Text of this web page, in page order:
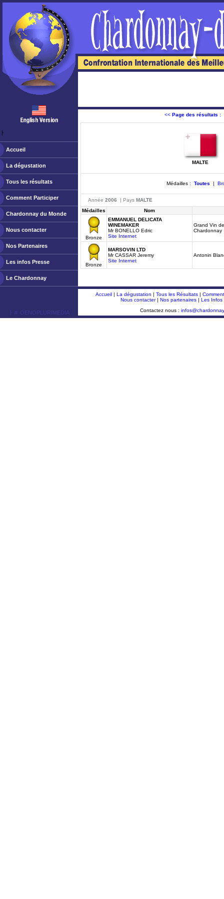
ￂﾠ
Accueil
La dégustation
Tous les résultats
Comment Participer
Chardonnay du Monde
Nous contacter
Nos Partenaires
Les infos Presse
Le Chardonnay
<< Page des résultats :
MALTE
Médailles : Toutes |
Année 2006 | Pays MALTE
Médailles
Nom
Bronze
EMMANUEL DELICATA
WINEMAKER
Mr BONELLO Edric
Site Internet
Grand Vin
Chardonnay
Bronze
MARSOVIN LTD
Mr CASSAR Jeremy
Site Internet
Antonin
ￂﾮ OENOPLURIMEDIA
Accueil| La dégustation | Tous les Résultats|
Nous contacter| Nos partenaires| Les Infos
Contactez nous :